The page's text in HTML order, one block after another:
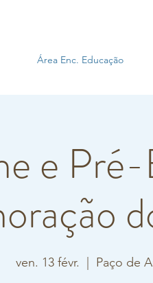
Área Enc. Educação
e Pré-
ven. 13 févr. Paço de